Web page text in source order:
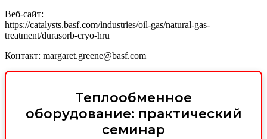
Веб-сайт:
https://catalysts.basf.com/industries/oil-gas/natural-gas-
treatment/durasorb-cryo-hru
Контакт: margaret.greene@basf.com
Теплообменное
оборудование: практический
семинар